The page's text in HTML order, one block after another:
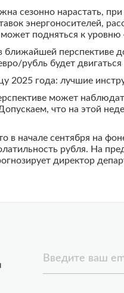
сезонно нарастать,
энергоносителей,
подняться к уровню
ближайшей перспективе
рубль будет
2025 года: лучшие
может
что на этой
в начале сентября на
рубля. На
директор
Введите ваш